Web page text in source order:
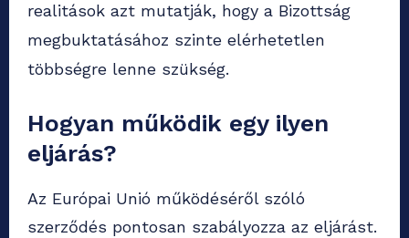
realitások azt mutatják, hogy a Bizottság
megbuktatásához szinte elérhetetlen
többségre lenne szükség.
Hogyan működik egy ilyen
eljárás?
Az Európai Unió működéséről szóló
szerződés pontosan szabályozza az eljárást.